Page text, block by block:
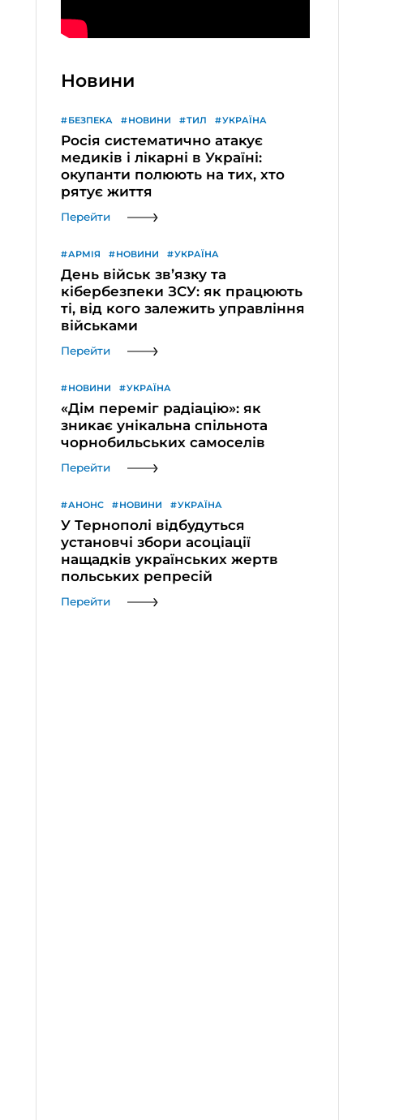
Новини
БЕЗПЕКА НОВИНИ ТИЛ УКРАЇНА
Росія систематично атакує
медиків і лікарні в Україні:
окупанти полюють на тих, хто
рятує життя
Перейти
АРМІЯ НОВИНИ УКРАЇНА
День військ зв’язку та
кібербезпеки ЗСУ: як працюють
ті, від кого залежить управління
військами
Перейти
НОВИНИ УКРАЇНА
«Дім переміг радіацію»: як
зникає унікальна спільнота
чорнобильських самоселів
Перейти
АНОНС НОВИНИ УКРАЇНА
У Тернополі відбудуться
установчі збори асоціації
нащадків українських жертв
польських репресій
Перейти